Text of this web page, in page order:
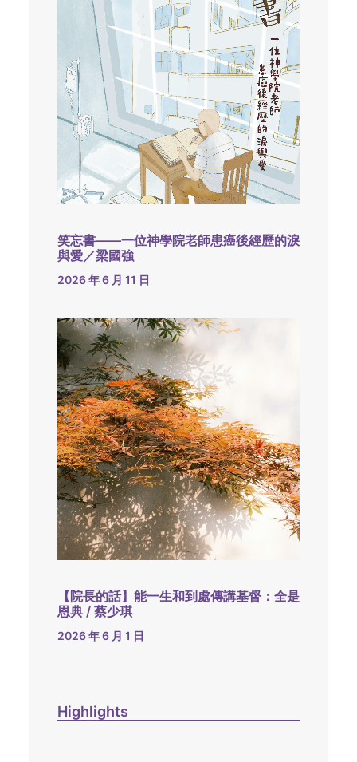
笑忘書——一位神學院老師患癌後經歷的淚
與愛／梁國強
2026 年 6 月 11 日
【院長的話】能一生和到處傳講基督：全是
恩典 / 蔡少琪
2026 年 6 月 1 日
Highlights